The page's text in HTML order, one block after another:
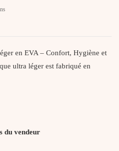
en EVA – Confort, Hygiène et
ultra léger est fabriqué en
du vendeur